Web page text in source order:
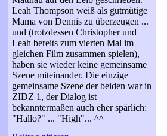
Leah Thompson weiß als gutmütige
Mama von Dennis zu überzeugen ...
und (trotzdessen Christopher und
Leah bereits zum vierten Mal im
gleichen Film zusammen spielen),
haben sie wieder keine gemeinsame
Szene miteinander. Die einzige
gemeinsame Szene der beiden war in
ZIDZ 1, der Dialog ist
bekanntermaßen auch eher spärlich:
"Hallo?" ... "High"... ^^